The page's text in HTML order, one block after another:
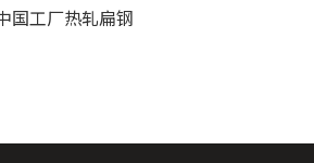
国工厂热轧扁钢